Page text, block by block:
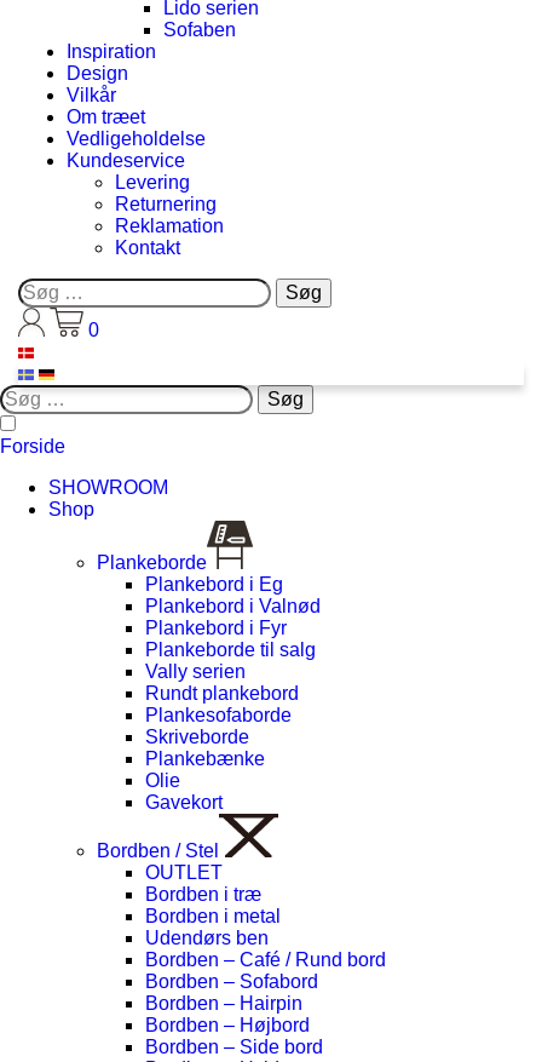
Lido serien
Sofaben
Inspiration
Design
Vilkår
Om træet
Vedligeholdelse
Kundeservice
Levering
Returnering
Reklamation
Kontakt
Søg
efter:
0
Søg
efter:
Forside
SHOWROOM
Shop
Plankeborde
Plankebord i Eg
Plankebord i Valnød
Plankebord i Fyr
Plankeborde til salg
Vally serien
Rundt plankebord
Plankesofaborde
Skriveborde
Plankebænke
Olie
Gavekort
Bordben / Stel
OUTLET
Bordben i træ
Bordben i metal
Udendørs ben
Bordben – Café / Rund bord
Bordben – Sofabord
Bordben – Hairpin
Bordben – Højbord
Bordben – Side bord